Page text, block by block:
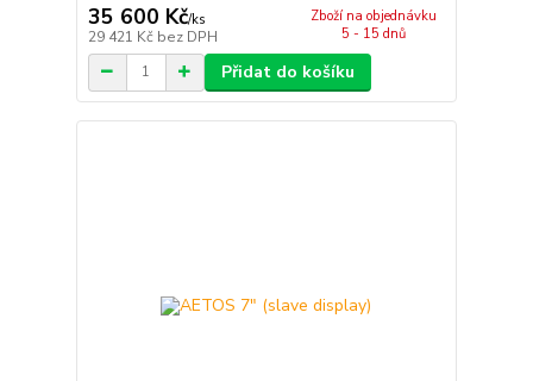
35 600 Kč/ks
29 421 Kč bez DPH
Zboží na objednávku
5 - 15 dnů
Přidat do košíku